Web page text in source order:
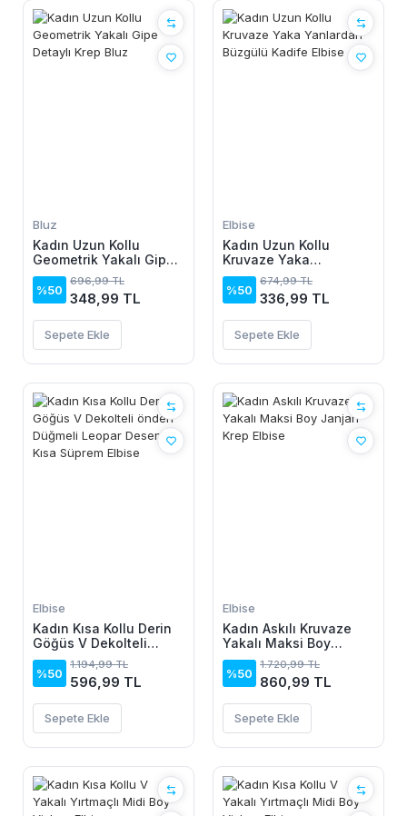
Bluz
Kadın Uzun Kollu
Geometrik Yakalı Gipe
Detaylı Krep Bluz
%50
696,99 TL
348,99 TL
Sepete Ekle
Elbise
Kadın Uzun Kollu
Kruvaze Yaka
Yanlardan Büzgülü
Kadife Elbise
%50
674,99 TL
336,99 TL
Sepete Ekle
Elbise
Kadın Kısa Kollu Derin
Göğüs V Dekolteli
önden Düğmeli Leopar
Desenli Kısa Süprem
Elbise
%50
1.194,99 TL
596,99 TL
Sepete Ekle
Elbise
Kadın Askılı Kruvaze
Yakalı Maksi Boy
Janjan Krep Elbise
%50
1.720,99 TL
860,99 TL
Sepete Ekle